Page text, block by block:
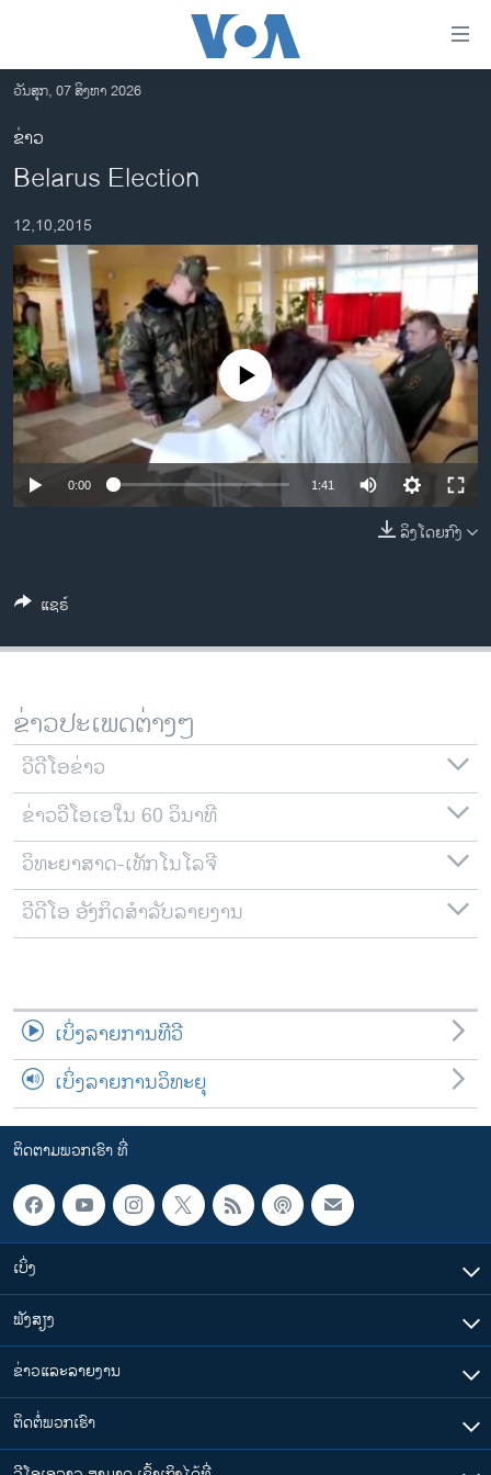
ເຂົ້າ
ຫາ
ຂ້າມ
ຂ້າມ
ໄປ
ຫາ
ຊອກ
ຄົ້ນ
ອາເມຣິກາ
ການເລືອກຕັ້ງ ປະທານາທີບໍດີ ສະຫະລັດ 2024
ຂ່າວ​ຈີນ
ໂລກ
ເອເຊຍ
ອິດສະຫຼະພາບດ້ານການຂ່າວ
ຊີວິດຊາວລາວ
ຊຸມຊົນຊາວລາວ
ວິທະຍາສາດ-ເທັກໂນໂລຈີ
ພາສາອັງກິດ
ລາຍການກະຈາຍສຽງ
ລາຍງານ
ຕິດຕາມພວກເຮົາ ທີ່
ພາສາຕ່າງໆ
ວັນສຸກ, 07 ສິງຫາ 2026
ຂ່າວ
Belarus Election
12,10,2015
No media source currently available
0:00 1:41
ລິງໂດຍກົງ
ແຊຣ໌
ຂ່າວປະເພດຕ່າງໆ
ວີດີໂອຂ່າວ
ຂ່າວວີໂອເອໃນ 60 ວິນາທີ
ວິທະຍາສາດ-ເທັກໂນໂລຈີ
ວີດີໂອ ອັງກິດສຳລັບລາຍງານ
ເບິ່ງລາຍການທີວີ
ເບິ່ງລາຍການວິທະຍຸ
ຕິດຕາມພວກເຮົາ ທີ່
ເບິ່ງ
ຟັງສຽງ
ຂ່າວແລະລາຍງານ
ຕິດຕໍ່ພວກເຮົາ